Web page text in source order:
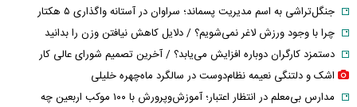
جنگل‌تراشی به اسم مدیریت پسماند؛ سراوان در آستانه واگذاری ۵ هکتار
چرا با وجود ورزش لاغر نمی‌شویم؟ / دلایل کاهش نیافتن وزن را بدانید
دستمزد کارگران دوباره افزایش می‌یابد؟ / آخرین تصمیم شورای عالی کار
اشک و دلتنگی نعیمه نظام‌دوست در سالگرد ماه‌چهره خلیلی
مدارس بی‌معلم در انتظار اعتبار؛ آموزش‌وپرورش با ۱۰۰ موکب اربعین چه